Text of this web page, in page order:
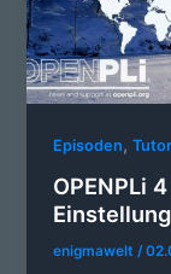
Episoden ,
OPENPLi
enigmawelt/